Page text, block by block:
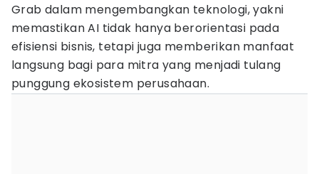
Grab dalam mengembangkan teknologi, yakni
memastikan AI tidak hanya berorientasi pada
efisiensi bisnis, tetapi juga memberikan manfaat
langsung bagi para mitra yang menjadi tulang
punggung ekosistem perusahaan.